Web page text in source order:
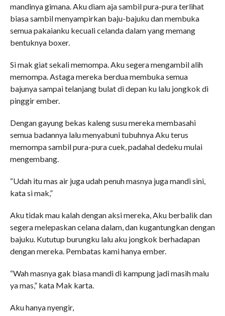
mandinya gimana. Aku diam aja sambil pura-pura terlihat
biasa sambil menyampirkan baju-bajuku dan membuka
semua pakaianku kecuali celanda dalam yang memang
bentuknya boxer.
Si mak giat sekali memompa. Aku segera mengambil alih
memompa. Astaga mereka berdua membuka semua
bajunya sampai telanjang bulat di depan ku lalu jongkok di
pinggir ember.
Dengan gayung bekas kaleng susu mereka membasahi
semua badannya lalu menyabuni tubuhnya Aku terus
memompa sambil pura-pura cuek, padahal dedeku mulai
mengembang.
“Udah itu mas air juga udah penuh masnya juga mandi sini,
kata si mak,”
Aku tidak mau kalah dengan aksi mereka, Aku berbalik dan
segera melepaskan celana dalam, dan kugantungkan dengan
bajuku. Kututup burungku lalu aku jongkok berhadapan
dengan mereka. Pembatas kami hanya ember.
“Wah masnya gak biasa mandi di kampung jadi masih malu
ya mas,” kata Mak karta.
Aku hanya nyengir,